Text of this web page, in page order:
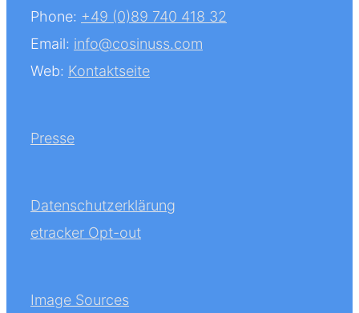
Phone: +49 (0)89 740 418 32
Email: info@cosinuss.com
Web: Kontaktseite
Presse
Datenschutzerklärung
etracker Opt-out
Image Sources